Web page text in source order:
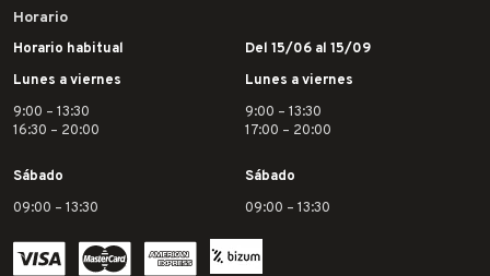
Horario
Horario habitual
Lunes a viernes
9:00 – 13:30
16:30 – 20:00
Sábado
09:00 – 13:30
Del 15/06 al 15/09
Lunes a viernes
9:00 – 13:30
17:00 – 20:00
Sábado
09:00 – 13:30